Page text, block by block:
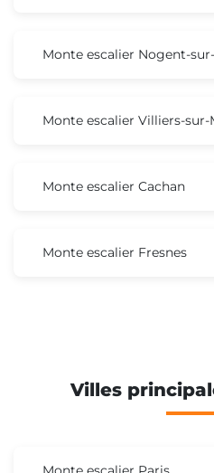
Monte escalier Nogent-
Monte escalier Villiers-sur-
Monte escalier Cachan
Monte escalier Fresnes
Villes